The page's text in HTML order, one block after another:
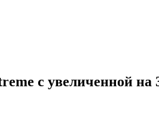
с увеличенной на